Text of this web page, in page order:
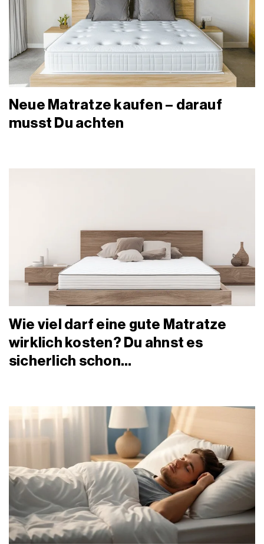
Neue Matratze kaufen – darauf
musst Du achten
Wie viel darf eine gute Matratze
wirklich kosten? Du ahnst es
sicherlich schon…